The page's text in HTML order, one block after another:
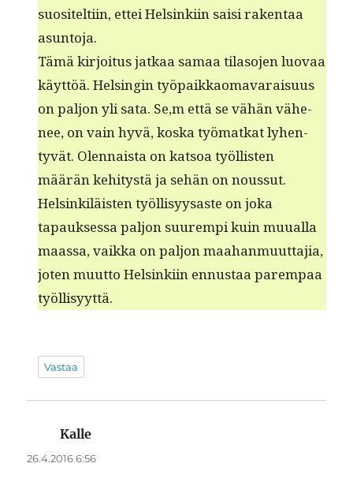
suositelti­in, ettei Helsinki­in saisi rak­en­taa
asuntoja.
Tämä kir­joi­tus jatkaa samaa tila­so­jen luo­vaa
käyt­töä. Helsin­gin työ­paikkao­mavaraisu­us
on paljon yli sata. Se,m että se vähän vähe­
nee, on vain hyvä, kos­ka työ­matkat lyhen­
tyvät. Olen­naista on kat­soa työl­lis­ten
määrän kehi­tys­tä ja sehän on nous­sut.
Helsinkiläis­ten työl­lisyysaste on joka
tapauk­ses­sa paljon suurem­pi kuin muual­la
maas­sa, vaik­ka on paljon maa­han­muut­ta­jia,
joten muut­to Helsinki­in ennus­taa parem­paa
työllisyyttä.
Vastaa
Kalle
26.4.2016 6:56